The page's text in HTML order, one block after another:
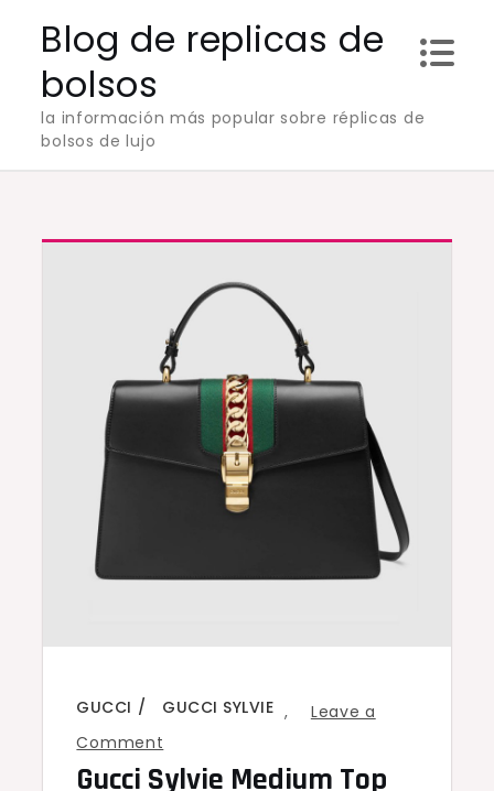
content
Blog de replicas de
bolsos
la información más popular sobre réplicas de
bolsos de lujo
GUCCI ,
GUCCI SYLVIE
Leave a
Comment
Gucci
Gucci Sylvie Medium Top